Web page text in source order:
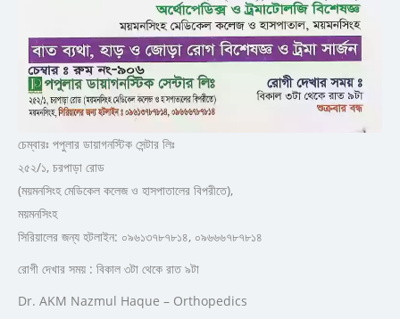
চেম্বারঃ পপুলার ডায়াগনস্টিক সেন্টার লিঃ
২৫২/১, চরপাড়া রোড
(ময়মনসিংহ মেডিকেল কলেজ ও হাসপাতালের বিপরীতে),
ময়মনসিংহ
সিরিয়ালের জন্য হটলাইন: ০৯৬১৩৭৮৭৮১৪, ০৯৬৬৬৭৮৭৮১৪
রোগী দেখার সময় : বিকাল ৩টা থেকে রাত ৯টা
Dr. AKM Nazmul Haque – Orthopedics